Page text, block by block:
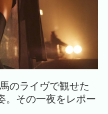
のライヴで観せた
。その一夜をレポー